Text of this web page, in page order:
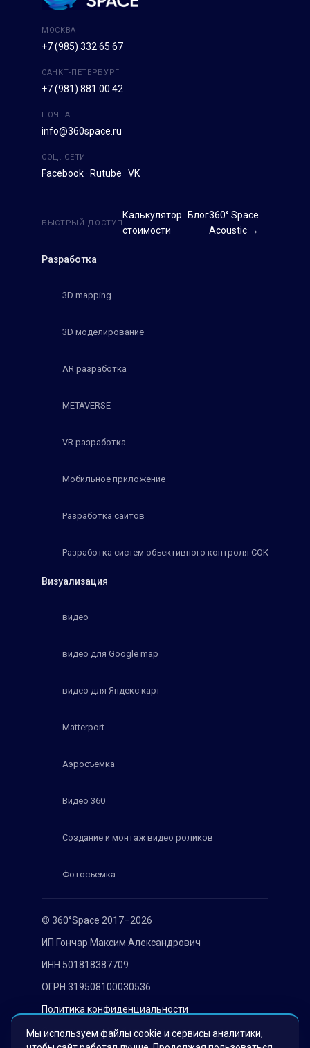
© 360°Space 2017–2026
ИП Гончар Максим Александрович
ИНН 501818387709
ОГРН 319508100030536
Политика конфиденциальности
Согласие на обработку персональных данных
МОСКВА
+7 (985) 332 65 67
САНКТ-ПЕТЕРБУРГ
+7 (981) 881 00 42
ПОЧТА
info@360space.ru
СОЦ. СЕТИ
Facebook · Rutube · VK
Разработка
3D mapping
3D моделирование
AR разработка
METAVERSE
VR разработка
Мобильное приложение
Разработка сайтов
Разработка систем объективного контроля СОК
Визуализация
видео
видео для Google map
видео для Яндекс карт
Matterport
Аэросъемка
Видео 360
Создание и монтаж видео роликов
Фотосъемка
БЫСТРЫЙ ДОСТУП
Калькулятор
стоимости
Блог360° Space
Acoustic →
Мы используем файлы cookie и сервисы аналитики,